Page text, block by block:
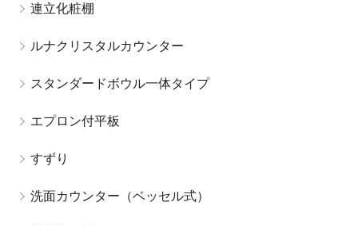
連立化粧棚
ルナクリスタルカウンター
スタンダードボウル一体タイプ
エプロン付平板
すずり
洗面カウンター（ベッセル式）